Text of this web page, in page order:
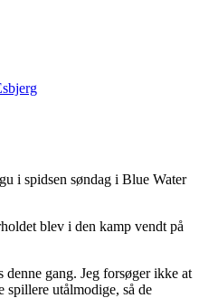
i spidsen søndag i Blue Water
blev i den kamp vendt på
gang. Jeg forsøger ikke at
spillere utålmodige, så de